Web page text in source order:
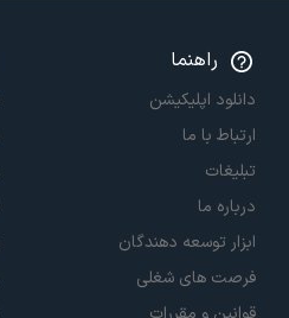
راهنما
دانلود اپلیکیشن
ارتباط با ما
تبلیغات
درباره ما
ابزار توسعه دهندگان
فرصت های شغلی